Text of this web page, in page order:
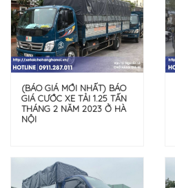
(BÁO GIÁ MỚI NHẤT) BÁO
GIÁ CƯỚC XE TẢI 1.25 TẤN
THÁNG 2 NĂM 2023 Ở HÀ
NỘI